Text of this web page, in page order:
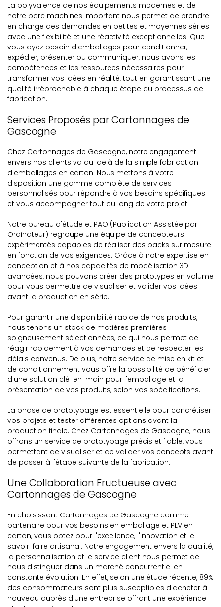
La polyvalence de nos équipements modernes et de
notre parc machines important nous permet de prendre
en charge des demandes en petites et moyennes séries
avec une flexibilité et une réactivité exceptionnelles. Que
vous ayez besoin d'emballages pour conditionner,
expédier, présenter ou communiquer, nous avons les
compétences et les ressources nécessaires pour
transformer vos idées en réalité, tout en garantissant une
qualité irréprochable à chaque étape du processus de
fabrication.
Services Proposés par Cartonnages de
Gascogne
Chez Cartonnages de Gascogne, notre engagement
envers nos clients va au-delà de la simple fabrication
d'emballages en carton. Nous mettons à votre
disposition une gamme complète de services
personnalisés pour répondre à vos besoins spécifiques
et vous accompagner tout au long de votre projet.
Notre bureau d'étude et PAO (Publication Assistée par
Ordinateur) regroupe une équipe de concepteurs
expérimentés capables de réaliser des packs sur mesure
en fonction de vos exigences. Grâce à notre expertise en
conception et à nos capacités de modélisation 3D
avancées, nous pouvons créer des prototypes en volume
pour vous permettre de visualiser et valider vos idées
avant la production en série.
Pour garantir une disponibilité rapide de nos produits,
nous tenons un stock de matières premières
soigneusement sélectionnées, ce qui nous permet de
réagir rapidement à vos demandes et de respecter les
délais convenus. De plus, notre service de mise en kit et
de conditionnement vous offre la possibilité de bénéficier
d'une solution clé-en-main pour l'emballage et la
présentation de vos produits, selon vos spécifications.
La phase de prototypage est essentielle pour concrétiser
vos projets et tester différentes options avant la
production finale. Chez Cartonnages de Gascogne, nous
offrons un service de prototypage précis et fiable, vous
permettant de visualiser et de valider vos concepts avant
de passer à l'étape suivante de la fabrication.
Une Collaboration Fructueuse avec
Cartonnages de Gascogne
En choisissant Cartonnages de Gascogne comme
partenaire pour vos besoins en emballage et PLV en
carton, vous optez pour l'excellence, l'innovation et le
savoir-faire artisanal. Notre engagement envers la qualité,
la personnalisation et le service client nous permet de
nous distinguer dans un marché concurrentiel en
constante évolution. En effet, selon une étude récente, 89%
des consommateurs sont plus susceptibles d'acheter à
nouveau auprès d'une entreprise offrant une expérience